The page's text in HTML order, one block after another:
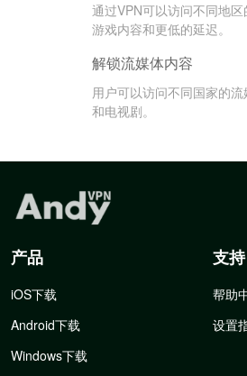
通过VPN可以访问不同地
游戏内容和更低的延迟。
解锁流媒体内容
用户可以访问不同国家的
和电视剧。
产品
iOS下载
Android下载
Windows下载
支持
帮助
设置